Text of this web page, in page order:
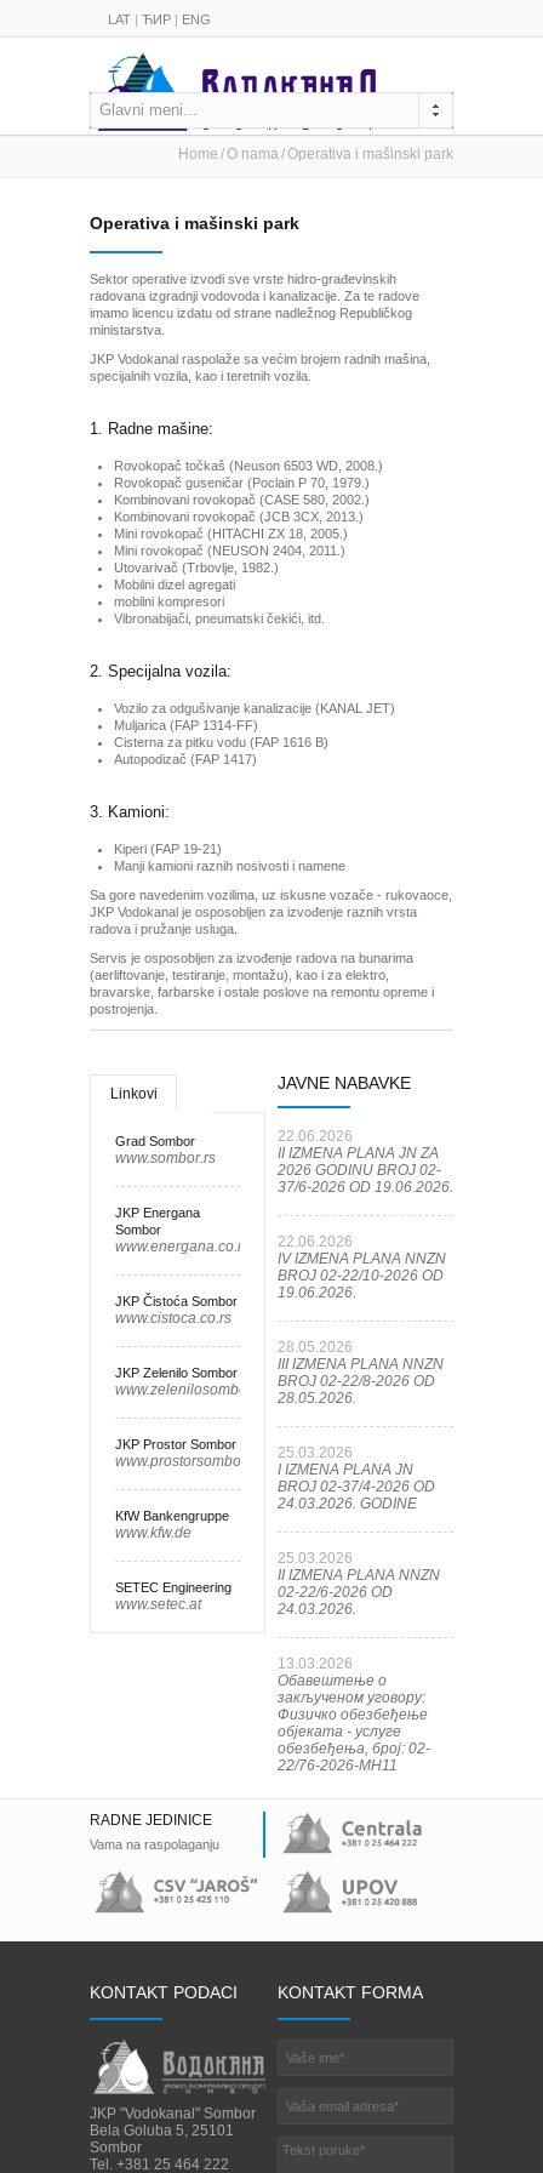
LAT | ЋИР | ENG
Glavni meni...
Home O nama Operativa i mašinski park
Operativa i mašinski park
Sektor operative izvodi sve vrste hidro-građevinskih
radovana izgradnji vodovoda i kanalizacije. Za te radove
imamo licencu izdatu od strane nadležnog Republičkog
ministarstva.
JKP Vodokanal raspolaže sa većim brojem radnih mašina,
specijalnih vozila, kao i teretnih vozila.
1. Radne mašine:
Rovokopač točkaš (Neuson 6503 WD, 2008.)
Rovokopač guseničar (Poclain P 70, 1979.)
Kombinovani rovokopač (CASE 580, 2002.)
Kombinovani rovokopač (JCB 3CX, 2013.)
Mini rovokopač (HITACHI ZX 18, 2005.)
Mini rovokopač (NEUSON 2404, 2011.)
Utovarivač (Trbovlje, 1982.)
Mobilni dizel agregati
mobilni kompresori
Vibronabijači, pneumatski čekići, itd.
2. Specijalna vozila:
Vozilo za odgušivanje kanalizacije (KANAL JET)
Muljarica (FAP 1314-FF)
Cisterna za pitku vodu (FAP 1616 B)
Autopodizač (FAP 1417)
3. Kamioni:
Kiperi (FAP 19-21)
Manji kamioni raznih nosivosti i namene
Sa gore navedenim vozilima, uz iskusne vozače - rukovaoce,
JKP Vodokanal je osposobljen za izvođenje raznih vrsta
radova i pružanje usluga.
Servis je osposobljen za izvođenje radova na bunarima
(aerliftovanje, testiranje, montažu), kao i za elektro,
bravarske, farbarske i ostale poslove na remontu opreme i
postrojenja.
Linkovi
Grad Sombor
www.sombor.rs
JKP Energana
Sombor
www.energana.co.rs
JKP Čistoća Sombor
www.cistoca.co.rs
JKP Zelenilo Sombor
www.zelenilosombor.co.rs
JKP Prostor Sombor
www.prostorsombor.rs
KfW Bankengruppe
www.kfw.de
SETEC Engineering
www.setec.at
JAVNE NABAVKE
22.06.2026
II IZMENA PLANA JN ZA
2026 GODINU BROJ 02-
37/6-2026 OD 19.06.2026.
22.06.2026
IV IZMENA PLANA NNZN
BROJ 02-22/10-2026 OD
19.06.2026.
28.05.2026
III IZMENA PLANA NNZN
BROJ 02-22/8-2026 OD
28.05.2026.
25.03.2026
I IZMENA PLANA JN
BROJ 02-37/4-2026 OD
24.03.2026. GODINE
25.03.2026
II IZMENA PLANA NNZN
02-22/6-2026 OD
24.03.2026.
13.03.2026
Обавештење о
закљученом уговору:
Физичко обезбеђење
објеката - услуге
обезбеђења, број: 02-
22/76-2026-МН11
RADNE JEDINICE
Vama na raspolaganju
KONTAKT PODACI
JKP "Vodokanal" Sombor
Bela Goluba 5, 25101
Sombor
Tel. +381 25 464 222
KONTAKT FORMA